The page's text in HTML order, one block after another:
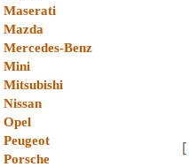
Maserati
Mazda
Mercedes-Benz
Mini
Mitsubishi
Nissan
Opel
Peugeot
Porsche
[